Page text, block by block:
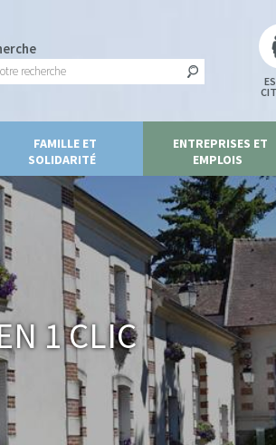
FAMILLE ET
SOLIDARITÉ
ENTREPRISES ET
EMPLOIS
1 clic